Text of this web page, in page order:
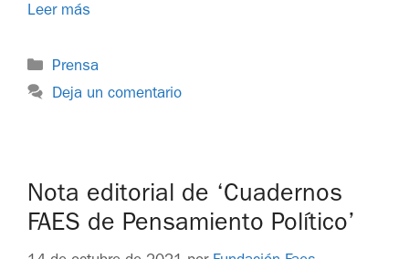
Leer más
Prensa
Deja un comentario
Nota editorial de ‘Cuadernos
FAES de Pensamiento Político’